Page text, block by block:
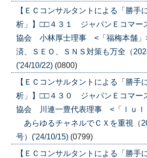
【ＥＣコンサルタントによる「勝手
析」】□□４３１ ジャパンＥコマー
協会 小林厚士理事 <「福梅本舗
済、ＳＥＯ、ＳＮＳ対策も万全（
('24/10/22) (0800)
【ＥＣコンサルタントによる「勝手
析」】□□４３０ ジャパンＥコマー
協会 川連一豊代表理事 <「ｌｕｌ
あらゆるチャネルでＣＸを重視（
号）('24/10/15) (0799)
【ＥＣコンサルタントによる「勝手